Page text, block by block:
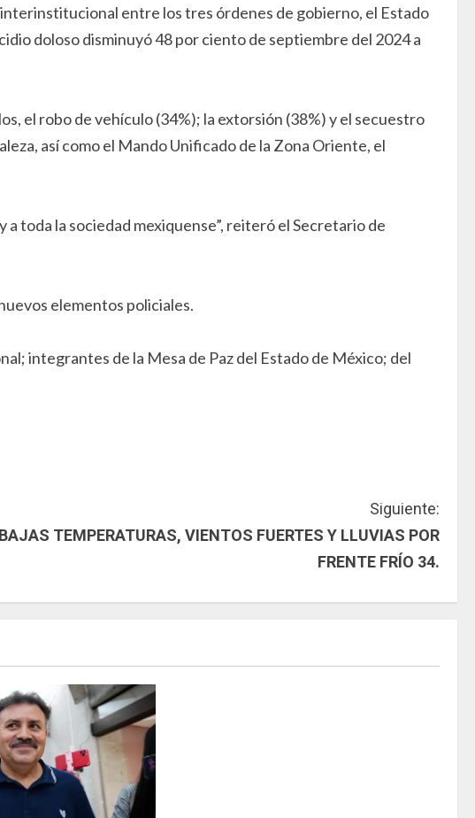
entre los tres órdenes de gobierno, el Estado
doloso disminuyó 48 por ciento de septiembre del 2024 a
el robo de vehículo (34%); la extorsión (38%) y el secuestro
así como el Mando Unificado de la Zona Oriente, el
toda la sociedad mexiquense”, reiteró el Secretario de
elementos policiales.
integrantes de la Mesa de Paz del Estado de México; del
Siguiente:
TEMPERATURAS, VIENTOS FUERTES Y LLUVIAS POR
FRENTE FRÍO 34.